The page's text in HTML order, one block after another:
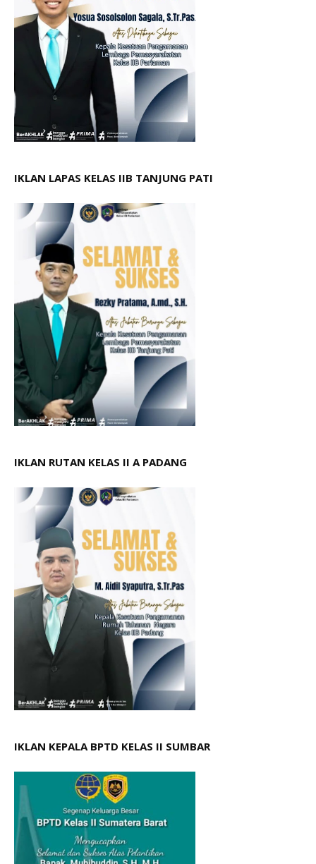
IKLAN LAPAS KELAS IIB TANJUNG PATI
IKLAN RUTAN KELAS II A PADANG
IKLAN KEPALA BPTD KELAS II SUMBAR